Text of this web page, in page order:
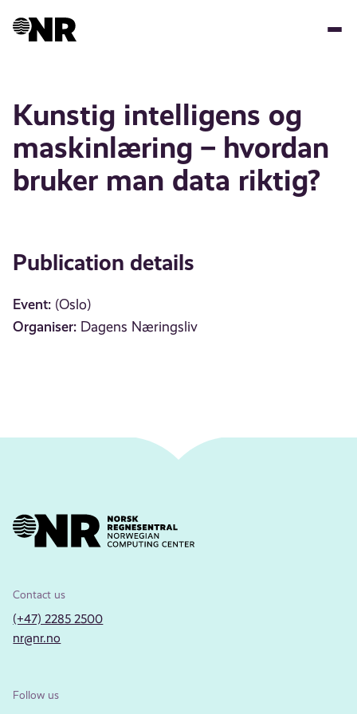
Kunstig intelligens og
maskinlæring – hvordan
bruker man data riktig?
Publication details
Event: (Oslo)
Organiser: Dagens Næringsliv
Contact us
(+47) 2285 2500
nr@nr.no
Follow us